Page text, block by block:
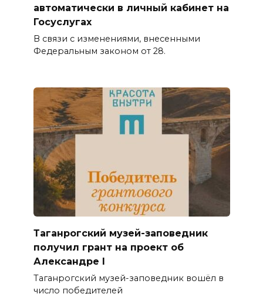
автоматически в личный кабинет на
Госуслугах
В связи с изменениями, внесенными
Федеральным законом от 28.
Таганрогский музей-заповедник
получил грант на проект об
Александре I
Таганрогский музей-заповедник вошёл в
число победителей